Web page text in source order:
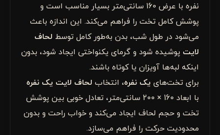
نفره با عرض 160 سانتی‌متر بسیار مناسب است و
پوشش کامل تخت را فراهم می‌کند. این اندازه باعث
می‌شود در طول شب، بدن به‌طور کامل توسط لحاف
لایت پوشیده شود و گرمای یکنواختی ایجاد شود، بدون
اینکه لبه‌ها آویزان یا کوتاه باشند.
برای تخت‌های یک نفره، انتخاب لحاف لایت یک نفره
با ابعاد 160 × 200 سانتی‌متر، تعادل خوبی بین پوشش
تخت و حجم لحاف ایجاد می‌کند و خواب راحت و بدون
محدودیت حرکت را فراهم می‌سازد.